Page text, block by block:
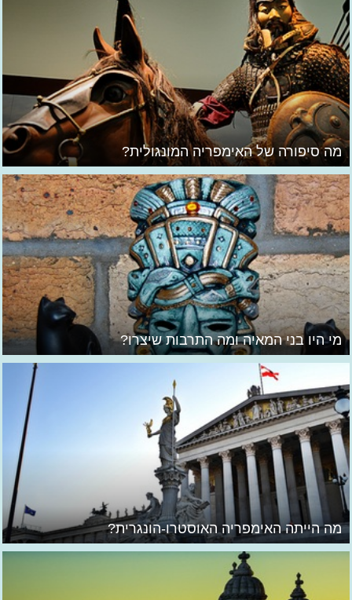
מה סיפורה של האימפריה המונגולית?
מי היו בני המאיה ומה התרבות שיצרו?
מה הייתה האימפריה האוסטרו-הונגרית?